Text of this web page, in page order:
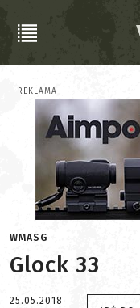
REKLAMA
WMASG
Glock 33
25.05.2018